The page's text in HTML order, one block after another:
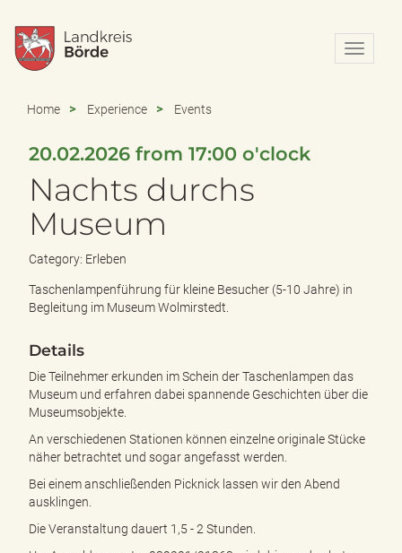
N
a
l
d
Home Experience Events
20.02.2026 from 17:00 o'clock
Nachts durchs
Museum
Category: Erleben
Taschenlampenführung für kleine Besucher (5-10 Jahre) in
Begleitung im Museum Wolmirstedt.
Details
Die Teilnehmer erkunden im Schein der Taschenlampen das
Museum und erfahren dabei spannende Geschichten über die
Museumsobjekte.
An verschiedenen Stationen können einzelne originale Stücke
näher betrachtet und sogar angefasst werden.
Bei einem anschließenden Picknick lassen wir den Abend
ausklingen.
Die Veranstaltung dauert 1,5 - 2 Stunden.